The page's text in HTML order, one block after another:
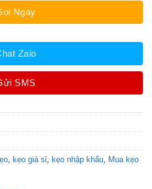
Ngay
Zalo
SMS
, kẹo giá sỉ, kẹo nhập khẩu, Mua kẹo